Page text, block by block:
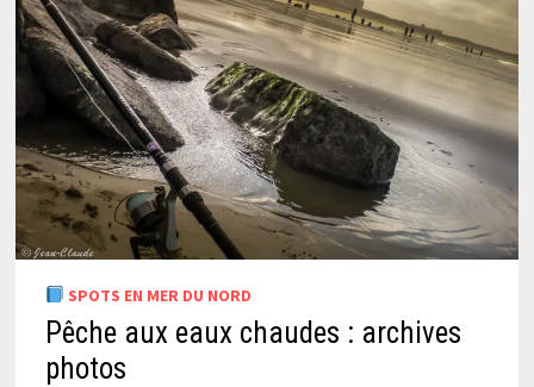
SPOTS EN MER DU NORD
Pêche aux eaux chaudes : archives
photos